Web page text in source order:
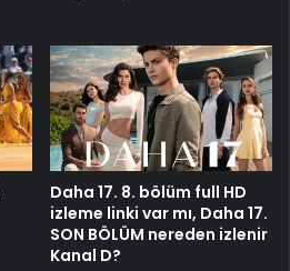
Daha 17. 8. bölüm full HD
izleme linki var mı, Daha 17.
SON BÖLÜM nereden izlenir
Kanal D?